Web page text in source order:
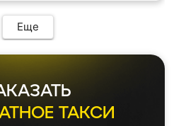
на свое место без
Качеством осталась
так, как и ожидала.
Еще
ТАКСИ